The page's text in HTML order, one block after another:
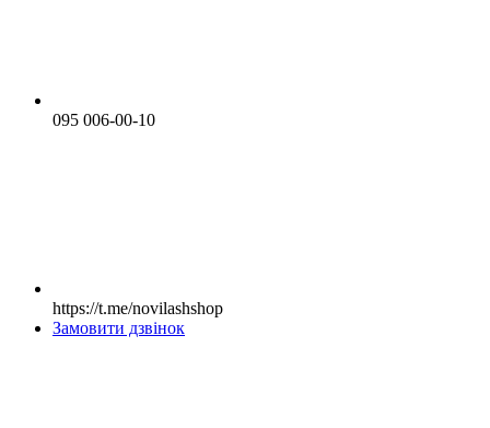
095 006-00-10
https://t.me/novilashshop
Замовити дзвінок